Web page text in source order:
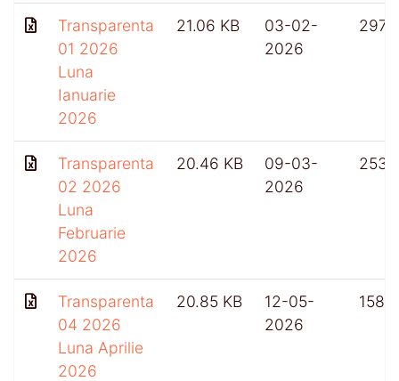
Transparenta
01 2026
Luna
Ianuarie
2026
21.06 KB
03-02-
2026
297
Transparenta
02 2026
Luna
Februarie
2026
20.46 KB
09-03-
2026
253
Transparenta
04 2026
Luna Aprilie
2026
20.85 KB
12-05-
2026
158